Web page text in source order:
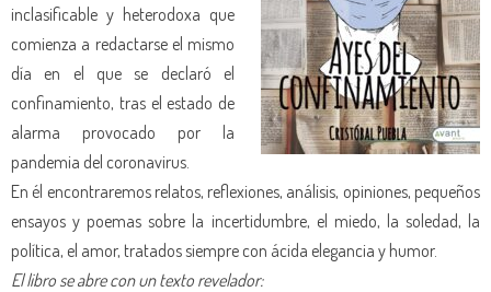
inclasificable y heterodoxa que
comienza a redactarse el mismo
día en el que se declaró el
confinamiento, tras el estado de
alarma provocado por la
pandemia del coronavirus.
En él encontraremos relatos, reflexiones, análisis, opiniones, pequeños
ensayos y poemas sobre la incertidumbre, el miedo, la soledad, la
política, el amor, tratados siempre con ácida elegancia y humor.
El libro se abre con un texto revelador: